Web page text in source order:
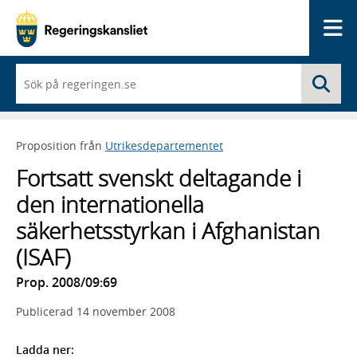
du
börjar
skriva
framträder
lista
med
sökförslag
Proposition från Utrikesdepartementet
Fortsatt svenskt deltagande i
den internationella
säkerhetsstyrkan i Afghanistan
(ISAF)
Prop. 2008/09:69
Publicerad 14 november 2008
Ladda ner: